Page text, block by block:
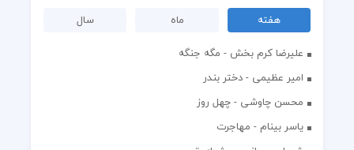
هفته ماه
سال
علیرضا کرم بخش - مگه جنگه
امیر عظیمی - دختر بندر
محسن چاوشی - چهل روز
یاسر بینام - مهاجرت